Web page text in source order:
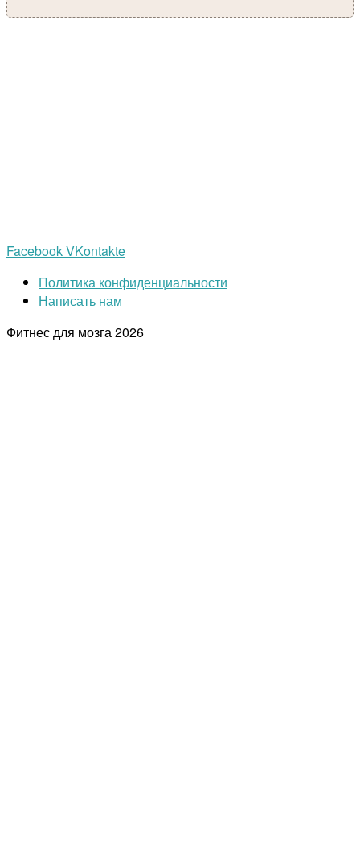
FacebookVKontakte
Политика конфиденциальности
Написать нам
Фитнес для мозга2026